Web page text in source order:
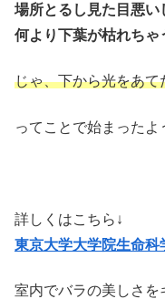
場所とるし見た目悪い
何より下葉が枯れちゃ
じゃ、下から光をあて
ってことで始まったよ
詳しくはこちら↓
東京大学大学院生命科
室内でバラの美しさを